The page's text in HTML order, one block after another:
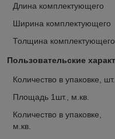
Длина комплектующего
Ширина комплектующего
Толщина комплектующего
Пользовательские
Количество в упаковке, шт.
Площадь 1шт., м.кв.
Количество в упаковке,
м.кв.